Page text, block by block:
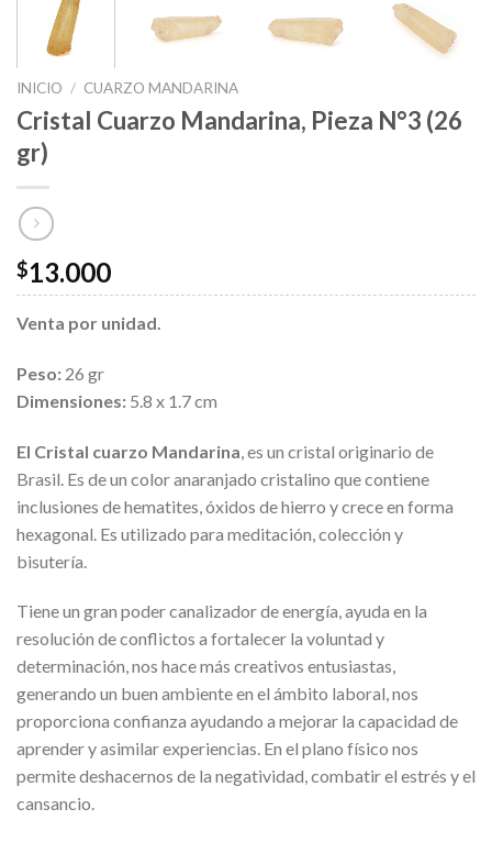
INICIO / CUARZO MANDARINA
Cristal Cuarzo Mandarina, Pieza N°3 (26
gr)
$13.000
Venta por unidad.
Peso: 26 gr
Dimensiones: 5.8 x 1.7 cm
El Cristal cuarzo Mandarina , es un cristal originario de
Brasil. Es de un color anaranjado cristalino que contiene
inclusiones de hematites, óxidos de hierro y crece en forma
hexagonal. Es utilizado para meditación, colección y
bisutería.
Tiene un gran poder canalizador de energía, ayuda en la
resolución de conflictos a fortalecer la voluntad y
determinación, nos hace más creativos entusiastas,
generando un buen ambiente en el ámbito laboral, nos
proporciona confianza ayudando a mejorar la capacidad de
aprender y asimilar experiencias. En el plano físico nos
permite deshacernos de la negatividad, combatir el estrés y el
cansancio.